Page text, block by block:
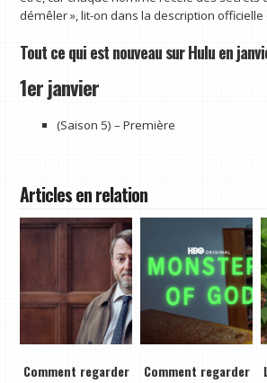
démêler », lit-on dans la description officielle
Tout ce qui est nouveau sur Hulu en
1er janvier
(Saison 5) – Première
Articles en relation
Comment regarder
Comment regarder